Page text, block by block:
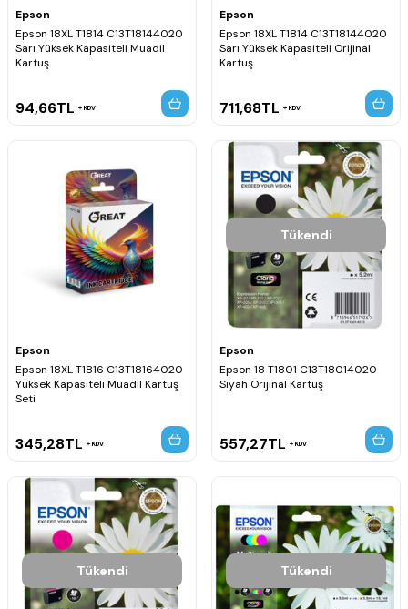
Epson
Epson 18XL T1814 C13T18144020
Sarı Yüksek Kapasiteli Muadil
Kartuş
94,66TL KDV
Epson
Epson 18XL T1814 C13T18144020
Sarı Yüksek Kapasiteli Orijinal
Kartuş
711,68TL KDV
Epson
Epson 18XL T1816 C13T18164020
Yüksek Kapasiteli Muadil Kartuş
Seti
345,28TL KDV
Tükendi
Epson
Epson 18 T1801 C13T18014020
Siyah Orijinal Kartuş
557,27TL KDV
Tükendi Tükendi